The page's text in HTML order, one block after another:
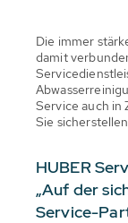
Die immer
damit
Service auch in
Sie
HUBER
„Auf der
Service-